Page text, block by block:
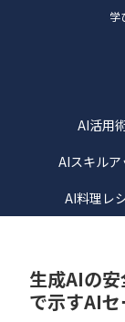
学
AI活用
AIスキルア
AI料理レ
生成AIの
で示すAI